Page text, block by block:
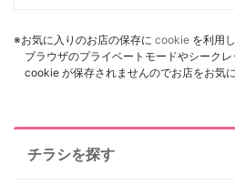
※お気に入りのお店の保存に cookie を利用
ブラウザのプライベートモードやシーク
cookie が保存されませんのでお店をお気
チラシを探す